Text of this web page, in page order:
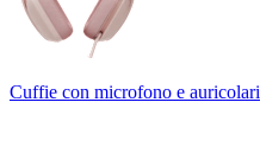
Cuffie con microfono e auricolari